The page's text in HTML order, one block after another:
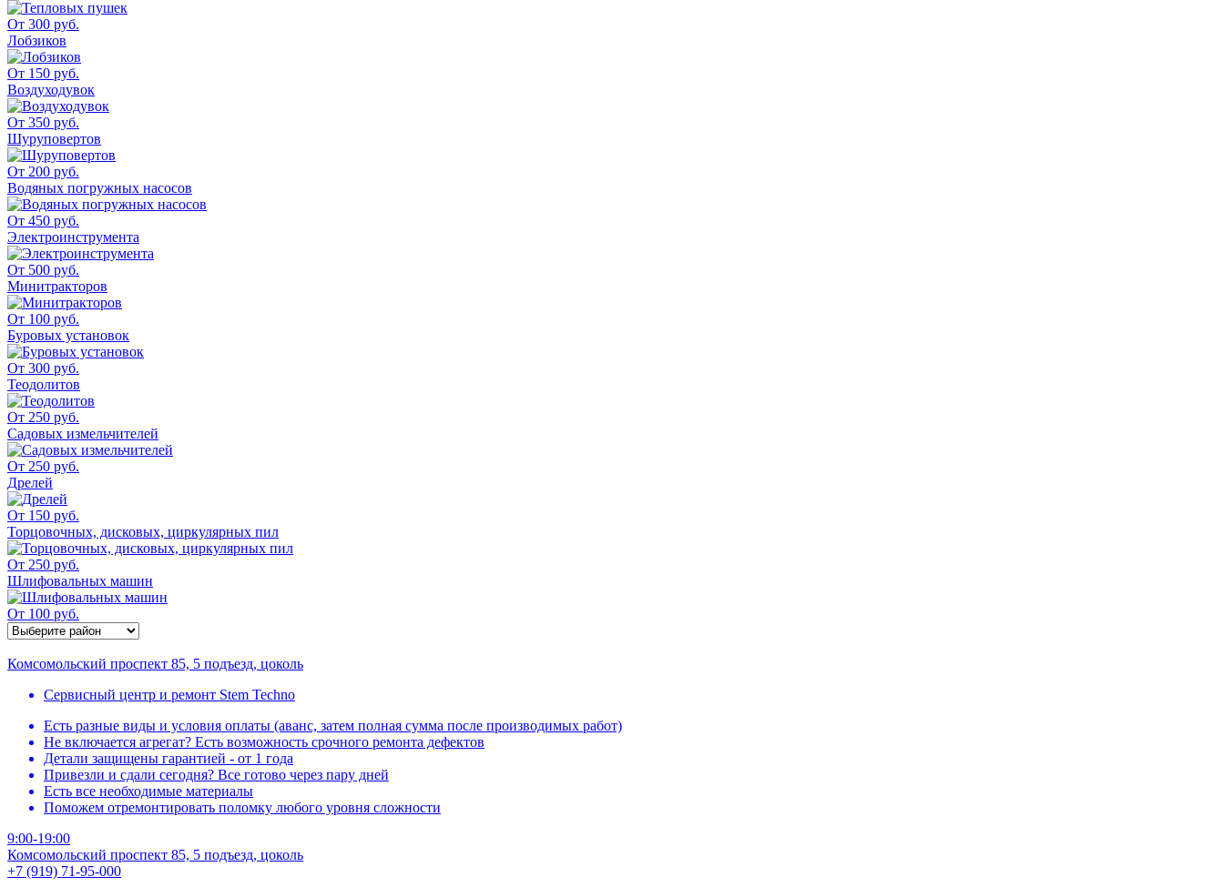
От 300 руб.
Лобзиков
От 150 руб.
Воздуходувок
От 350 руб.
Шуруповертов
От 200 руб.
Водяных погружных насосов
От 450 руб.
Электроинструмента
От 500 руб.
Минитракторов
От 100 руб.
Буровых установок
От 300 руб.
Теодолитов
От 250 руб.
Садовых измельчителей
От 250 руб.
Дрелей
От 150 руб.
Торцовочных, дисковых, циркулярных пил
От 250 руб.
Шлифовальных машин
От 100 руб.
Комсомольский проспект 85, 5 подъезд, цоколь
Сервисный центр и ремонт Stem Techno
Есть разные виды и условия оплаты (аванс, затем полная сумма после производимых работ)
Не включается агрегат? Есть возможность срочного ремонта дефектов
Детали защищены гарантией - от 1 года
Привезли и сдали сегодня? Все готово через пару дней
Есть все необходимые материалы
Поможем отремонтировать поломку любого уровня сложности
9:00-19:00
Комсомольский проспект 85, 5 подъезд, цоколь
+7 (919) 71-95-000